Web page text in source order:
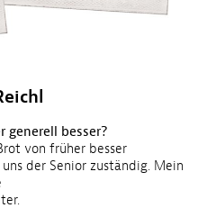
generell besser?
von früher besser
der Senior zuständig. Mein